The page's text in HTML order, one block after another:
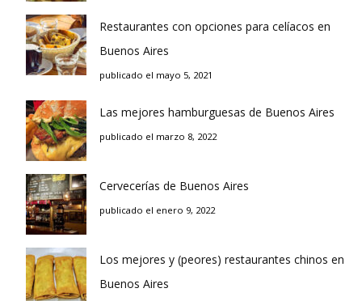
Restaurantes con opciones para celíacos en
Buenos Aires
publicado el mayo 5, 2021
Las mejores hamburguesas de Buenos Aires
publicado el marzo 8, 2022
Cervecerías de Buenos Aires
publicado el enero 9, 2022
Los mejores y (peores) restaurantes chinos en
Buenos Aires